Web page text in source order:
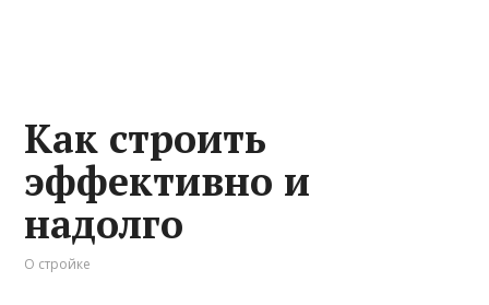
Как строить
эффективно и
надолго
О стройке